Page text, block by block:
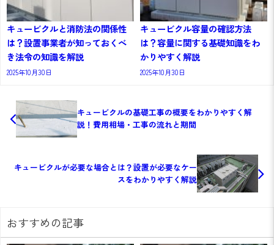
キュービクルと消防法の関係性
は？設置事業者が知っておくべ
き法令の知識を解説
2025年10月30日
キュービクル容量の確認方法
は？容量に関する基礎知識をわ
かりやすく解説
2025年10月30日
キュービクルの基礎工事の概要をわかりやすく解
説！費用相場・工事の流れと期間
キュービクルが必要な場合とは？設置が必要なケー
スをわかりやすく解説
おすすめの記事